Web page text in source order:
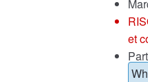
et